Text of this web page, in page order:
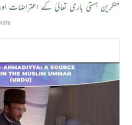
منکرین ہستی باری تعالیٰ کے اعتراضات